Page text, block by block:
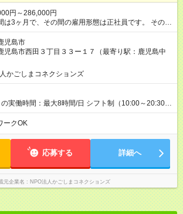
円～286,000円
は3ヶ月で、その間の雇用形態は正社員です。 そのほ
ません。 【試用期間】試用期間あり 試用
：3ヶ月 雇用形態、給与は本採用時と同じです。
児島市
児島市西田３丁目３３ー１７（最寄り駅：鹿児島中
かごしまコネクションズ
実働時間：最大8時間/日 シフト制（10:00～20:30の
間～最大8時間） ※残業時間は原則なし！ ＜シフト
～19:00（実働6時間） 14:00～20:00（実働6時間）
。 ※午前中の10:00～13:00は在宅可能です。
ークOK
応募する 詳細へ
元企業名 NPO法人かごしまコネクションズ